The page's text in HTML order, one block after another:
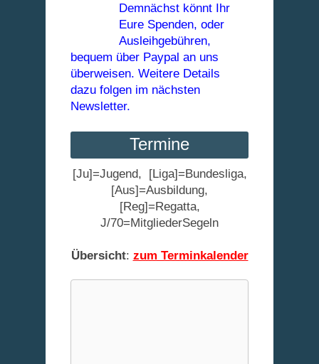
Demnächst könnt Ihr
Eure Spenden, oder
Ausleihgebühren,
bequem über Paypal an uns
überweisen. Weitere Details
dazu folgen im nächsten
Newsletter.
Termine
[Ju]=Jugend, [Liga]=Bundesliga,
[Aus]=Ausbildung,
[Reg]=Regatta,
J/70=MitgliederSegeln
Übersicht: zum Terminkalender